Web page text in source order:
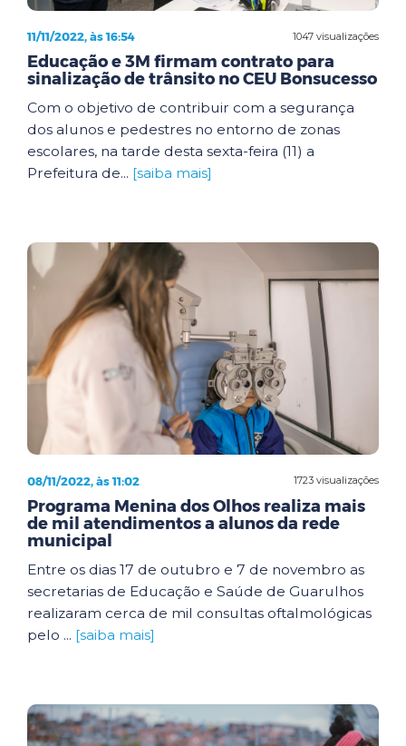
1047 visualizações
11/11/2022, às 16:54
Educação e 3M firmam contrato para
sinalização de trânsito no CEU Bonsucesso
Com o objetivo de contribuir com a segurança
dos alunos e pedestres no entorno de zonas
escolares, na tarde desta sexta-feira (11) a
Prefeitura de... [saiba mais]
1723 visualizações
08/11/2022, às 11:02
Programa Menina dos Olhos realiza mais
de mil atendimentos a alunos da rede
municipal
Entre os dias 17 de outubro e 7 de novembro as
secretarias de Educação e Saúde de Guarulhos
realizaram cerca de mil consultas oftalmológicas
pelo ... [saiba mais]